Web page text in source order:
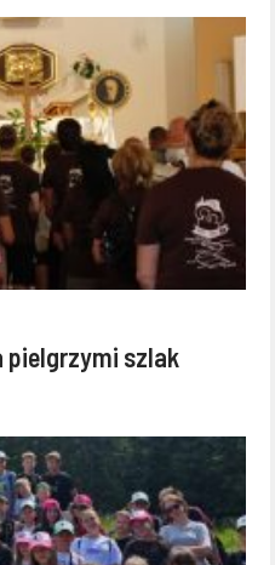
pielgrzymi szlak